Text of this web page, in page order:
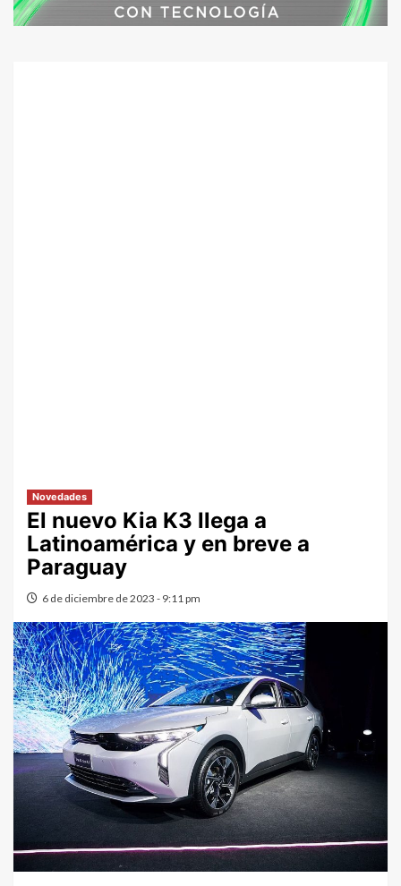
Novedades
El nuevo Kia K3 llega a
Latinoamérica y en breve a
Paraguay
6 de diciembre de 2023 - 9:11 pm